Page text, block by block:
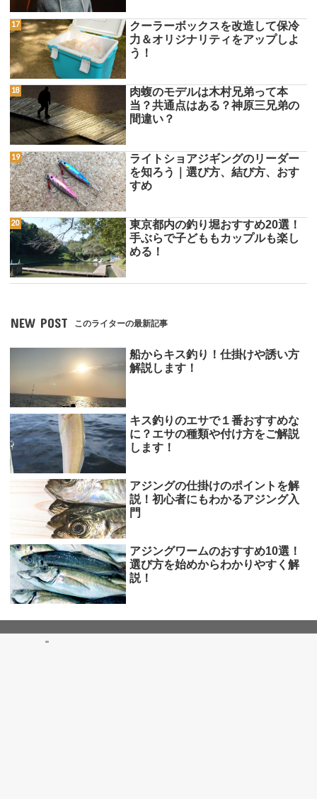
クーラーボックスを改造して保冷
力＆オリジナリティをアップしよ
う！
肉蝮のモデルは木村兄弟って本
当？共通点はある？神原三兄弟の
間違い？
ライトショアジギングのリーダー
を知ろう｜選び方、結び方、おす
すめ
東京都内の釣り堀おすすめ20選！
手ぶらで子どももカップルも楽し
める！
NEW POST このライターの最新記事
船からキス釣り！仕掛けや誘い方
解説します！
キス釣りのエサで１番おすすめな
に？エサの種類や付け方をご解説
します！
アジングの仕掛けのポイントを解
説！初心者にもわかるアジング入
門
アジングワームのおすすめ10選！
選び方を始めからわかりやすく解
説！
"